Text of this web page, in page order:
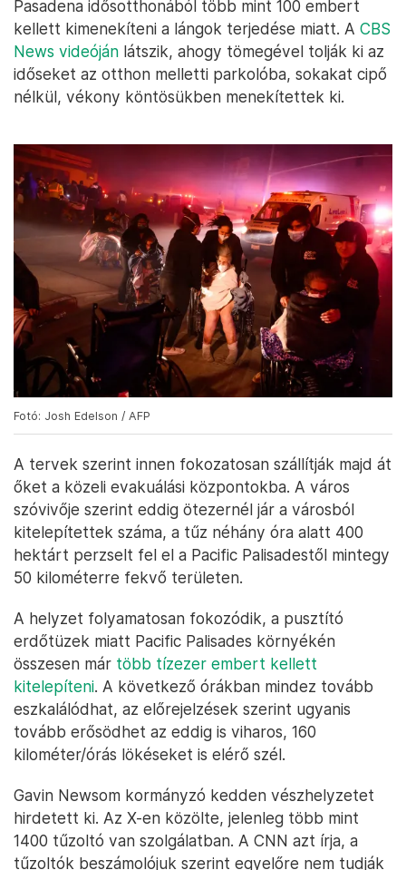
Pasadena idősotthonából több mint 100 embert
kellett kimenekíteni a lángok terjedése miatt. A CBS
News videóján látszik, ahogy tömegével tolják ki az
időseket az otthon melletti parkolóba, sokakat cipő
nélkül, vékony köntösükben menekítettek ki.
Fotó: Josh Edelson / AFP
A tervek szerint innen fokozatosan szállítják majd át
őket a közeli evakuálási központokba. A város
szóvivője szerint eddig ötezernél jár a városból
kitelepítettek száma, a tűz néhány óra alatt 400
hektárt perzselt fel el a Pacific Palisadestől mintegy
50 kilométerre fekvő területen.
A helyzet folyamatosan fokozódik, a pusztító
erdőtüzek miatt Pacific Palisades környékén
összesen már több tízezer embert kellett
kitelepíteni. A következő órákban mindez tovább
eszkalálódhat, az előrejelzések szerint ugyanis
tovább erősödhet az eddig is viharos, 160
kilométer/órás lökéseket is elérő szél.
Gavin Newsom kormányzó kedden vészhelyzetet
hirdetett ki. Az X-en közölte, jelenleg több mint
1400 tűzoltó van szolgálatban. A CNN azt írja, a
tűzoltók beszámolójuk szerint egyelőre nem tudják